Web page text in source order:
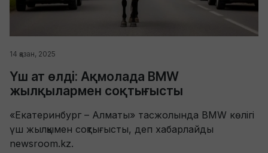
14 қазан, 2025
Үш ат өлді: Ақмолада BMW
жылқылармен соқтығысты
«Екатеринбург – Алматы» тасжолында BMW көлігі
үш жылқымен соқтығысты, деп хабарлайды
newsroom.kz.